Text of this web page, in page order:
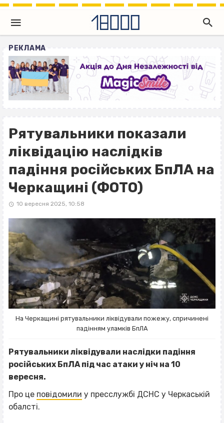
РЕКЛАМА
Рятувальники показали
ліквідацію наслідків
падіння російських БпЛА на
Черкащині (ФОТО)
10 вересня 2025, 10:58
На Черкащині рятувальники ліквідували пожежу, спричинені
падінням уламків БпЛА
Рятувальники ліквідували наслідки падіння
російських БпЛА під час атаки у ніч на 10
вересня.
Про це повідомили у пресслужбі ДСНС у Черкаській
обалсті.